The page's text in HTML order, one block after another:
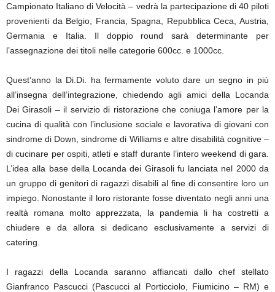
Campionato Italiano di Velocità – vedrà la partecipazione di 40 piloti
provenienti da Belgio, Francia, Spagna, Repubblica Ceca, Austria,
Germania e Italia. Il doppio round sarà determinante per
l’assegnazione dei titoli nelle categorie 600cc. e 1000cc.
Quest’anno la Di.Di. ha fermamente voluto dare un segno in più
all’insegna dell’integrazione, chiedendo agli amici della Locanda
Dei Girasoli – il servizio di ristorazione che coniuga l’amore per la
cucina di qualità con l’inclusione sociale e lavorativa di giovani con
sindrome di Down, sindrome di Williams e altre disabilità cognitive –
di cucinare per ospiti, atleti e staff durante l’intero weekend di gara.
L’idea alla base della Locanda dei Girasoli fu lanciata nel 2000 da
un gruppo di genitori di ragazzi disabili al fine di consentire loro un
impiego. Nonostante il loro ristorante fosse diventato negli anni una
realtà romana molto apprezzata, la pandemia li ha costretti a
chiudere e da allora si dedicano esclusivamente a servizi di
catering.
I ragazzi della Locanda saranno affiancati dallo chef stellato
Gianfranco Pascucci (Pascucci al Porticciolo, Fiumicino – RM) e